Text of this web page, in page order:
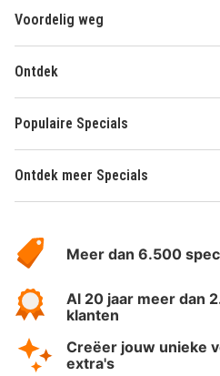
Voordelig weg
Ontdek
Populaire Specials
Ontdek meer Specials
HotelSpecials
Meer dan 6.500
Al 20 jaar meer dan
klanten
Creëer jouw unieke
extra's